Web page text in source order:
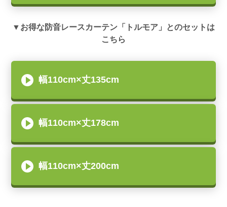
▼お得な防音レースカーテン「トルモア」とのセットは
こちら
幅110cm×丈135cm
幅110cm×丈178cm
幅110cm×丈200cm